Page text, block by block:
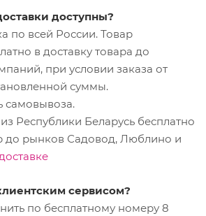
доступны?
по всей России. Товар
в доставку товара до
при условии заказа от
суммы.
самовывоза.
Республики Беларусь бесплатно
до рынков Садовод, Люблино и
сервисом?
по бесплатному номеру 8